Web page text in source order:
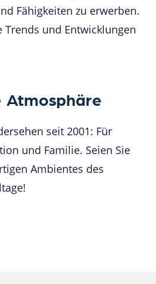
Fähigkeiten zu erwerben.
Trends und Entwicklungen
Atmosphäre
seit 2001: Für
und Familie. Seien Sie
Ambientes des